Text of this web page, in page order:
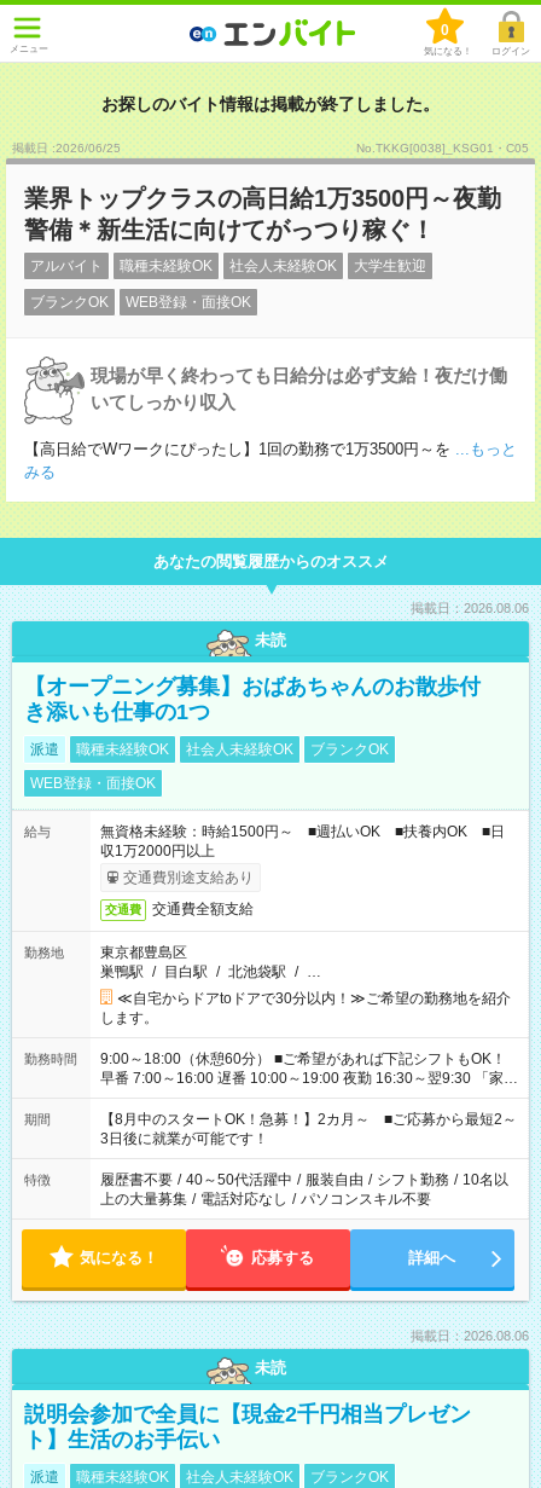
メニュー
0
気になる！ ログイン
お探しのバイト情報は掲載が終了しました。
掲載日 :2026/06/25 No.TKKG[0038]_KSG01・C05
業界トップクラスの高日給1万3500円～夜勤
警備＊新生活に向けてがっつり稼ぐ！
アルバイト 職種未経験OK 社会人未経験OK 大学生歓迎
ブランクOK WEB登録・面接OK
現場が早く終わっても日給分は必ず支給！夜だけ働
いてしっかり収入
【高日給でWワークにぴったし】1回の勤務で1万3500円～を ...もっと
みる
あなたの閲覧履歴からのオススメ
掲載日：2026.08.06
未読
【オープニング募集】おばあちゃんのお散歩付
き添いも仕事の1つ
派遣 職種未経験OK 社会人未経験OK
ブランクOK
WEB登録・面接OK
給与
無資格未経験：時給1500円～ ■週払いOK ■扶養内OK ■日
収1万2000円以上
交通費別途支給あり
交通費 交通費全額支給
勤務地
東京都豊島区
巣鴨駅 / 目白駅 / 北池袋駅 / …
≪自宅からドアtoドアで30分以内！≫ご希望の勤務地を紹介
します。
勤務時間
9:00～18:00（休憩60分） ■ご希望があれば下記シフトもOK！
早番 7:00～16:00 遅番 10:00～19:00 夜勤 16:30～翌9:30 「家族
と休みを合わせたい」 「余裕を持って夕飯の準備がしたい」
「できれば残業はしたくない」 など、ご希望を教えてください
ね。 ※Wワーク希望の方へ 今ご覧のお仕事で希望する勤務時間
と、もう1つのお仕事の勤務時間。 合計で週40時間を超える場
合は応募できません。
期間
【8月中のスタートOK！急募！】2カ月～ ■ご応募から最短2～
3日後に就業が可能です！
特徴 履歴書不要 / 40～50代活躍中 / 服装自由 / シフト勤務 / 10名以
上の大量募集 / 電話対応なし / パソコンスキル不要
気になる！ 応募する 詳細へ
掲載日：2026.08.06
未読
説明会参加で全員に【現金2千円相当プレゼン
ト】生活のお手伝い
派遣 職種未経験OK 社会人未経験OK
ブランクOK